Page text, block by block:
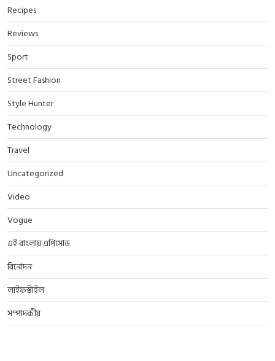
Recipes
Reviews
Sport
Street Fashion
Style Hunter
Technology
Travel
Uncategorized
Video
Vogue
এই বাংলায় এপিসোড
বিনোদন
লাইফস্টাইল
সম্পাদকীয়